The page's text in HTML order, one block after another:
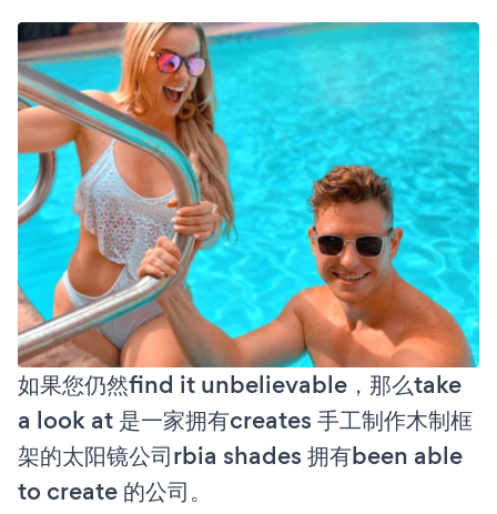
如果您仍然find it unbelievable，那么take
a look at 是一家拥有creates 手工制作木制框
架的太阳镜公司rbia shades 拥有been able
to create 的公司。